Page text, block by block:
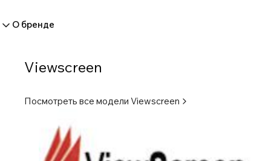
О бренде
Viewscreen
Посмотреть все модели Viewscreen